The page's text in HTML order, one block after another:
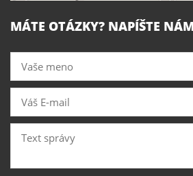
MÁTE OTÁZKY? NAPÍŠTE NÁM